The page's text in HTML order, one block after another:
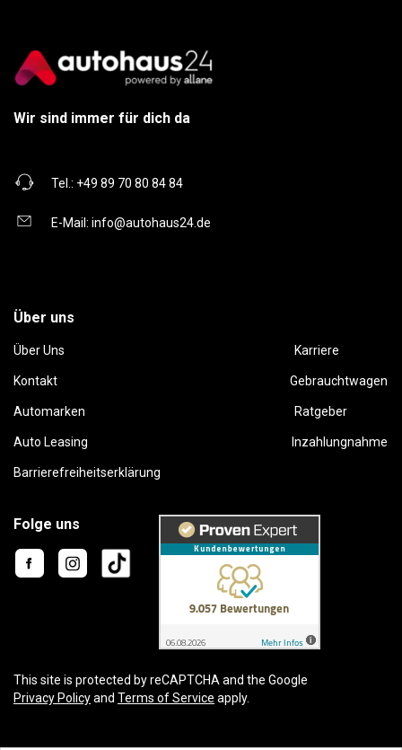
Wir sind immer für dich da
Tel.: +49 89 70 80 84 84
E-Mail: info@autohaus24.de
Über uns
Über Uns Karriere
Kontakt Gebrauchtwagen
Automarken Ratgeber
Auto Leasing Inzahlungnahme
Barrierefreiheitserklärung
Folge uns
This site is protected by reCAPTCHA and the Google
Privacy Policyand Terms of Service apply.